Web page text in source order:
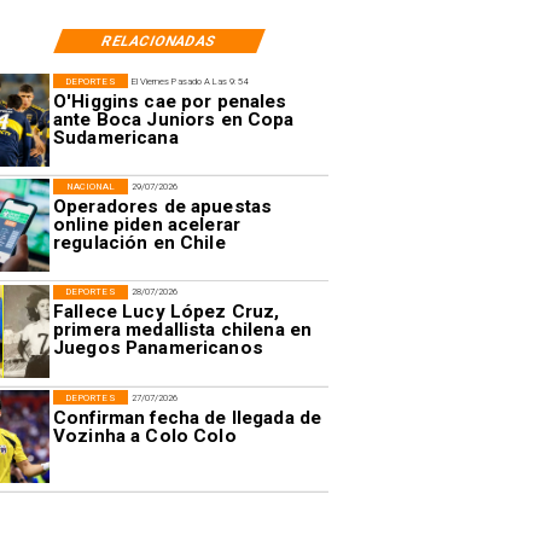
RELACIONADAS
El Viernes Pasado A Las 9:54
O'Higgins cae por penales
ante Boca Juniors en Copa
Sudamericana
DEPORTES
29/07/2026
Operadores de apuestas
online piden acelerar
regulación en Chile
NACIONAL
28/07/2026
Fallece Lucy López Cruz,
primera medallista chilena en
Juegos Panamericanos
DEPORTES
27/07/2026
Confirman fecha de llegada de
Vozinha a Colo Colo
DEPORTES